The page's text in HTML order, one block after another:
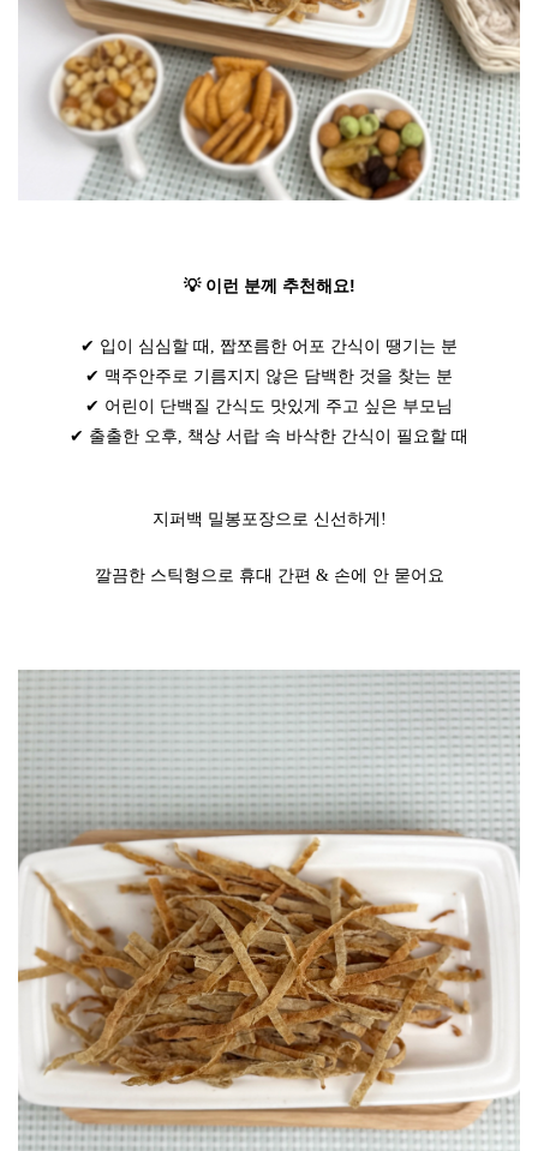
💡 이런 분께 추천해요!
✔ 입이 심심할 때, 짭쪼름한 어포 간식이 땡기는 분
✔ 맥주안주로 기름지지 않은 담백한 것을 찾는 분
✔ 어린이 단백질 간식도 맛있게 주고 싶은 부모님
✔ 출출한 오후, 책상 서랍 속 바삭한 간식이 필요할 때
지퍼백 밀봉포장으로 신선하게!
깔끔한 스틱형으로 휴대 간편 & 손에 안 묻어요